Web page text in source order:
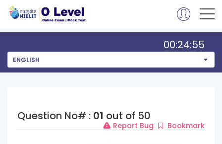
00:24:55
ENGLISH
Question No# : 01 out of 50
Report Bug Bookmark